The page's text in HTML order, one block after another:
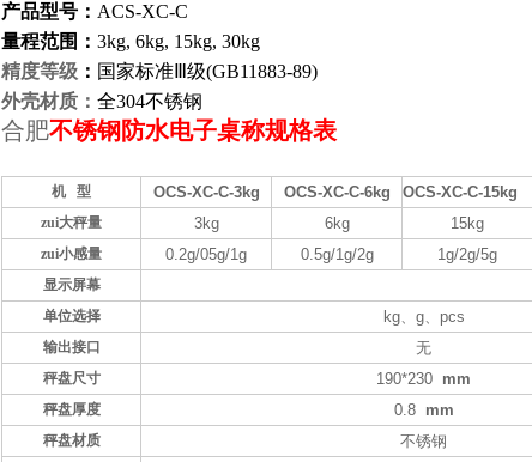
产品型号： ACS-XC-C
量程范围： 3kg, 6kg, 15kg, 30kg
精度等级 ： 国家标准Ⅲ级(GB11883-89)
外壳材质： 全304不锈钢
合肥不锈钢防水电子桌称规格表
机 型 OCS-XC-C-3kg OCS-XC-C-6kg OCS-XC-C-15kg
zui大秤量 3kg 6kg 15kg
zui小感量 0.2g/05g/1g 0.5g/1g/2g 1g/2g/5g
显示屏幕
单位选择
kg、 g、 pcs
输出接口 无
秤盘尺寸 190*230 mm
秤盘厚度 0.8 mm
秤盘材质 不锈钢